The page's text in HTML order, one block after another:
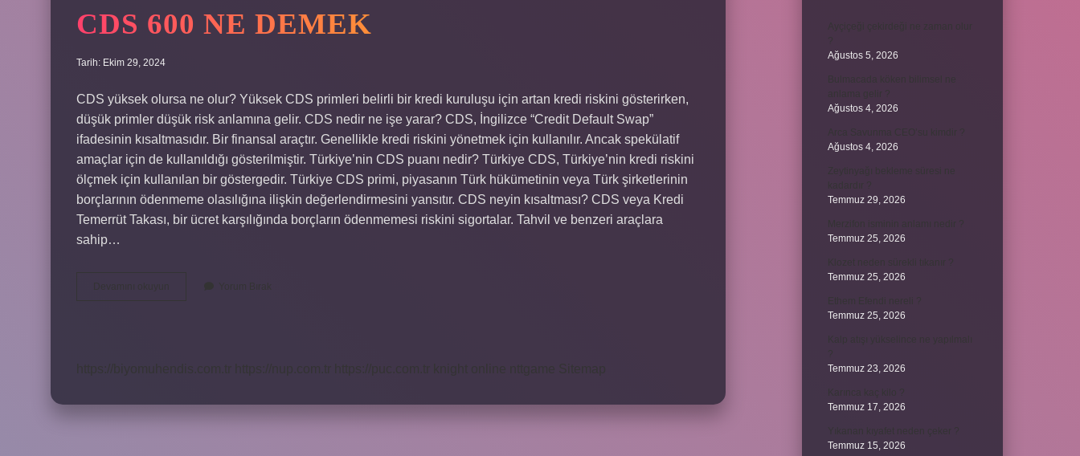
CDS 600 NE DEMEK
Tarih: Ekim 29, 2024
CDS yüksek olursa ne olur? Yüksek CDS primleri belirli bir kredi kuruluşu için artan kredi riskini gösterirken,
düşük primler düşük risk anlamına gelir. CDS nedir ne işe yarar? CDS, İngilizce “Credit Default Swap”
ifadesinin kısaltmasıdır. Bir finansal araçtır. Genellikle kredi riskini yönetmek için kullanılır. Ancak spekülatif
amaçlar için de kullanıldığı gösterilmiştir. Türkiye’nin CDS puanı nedir? Türkiye CDS, Türkiye’nin kredi riskini
ölçmek için kullanılan bir göstergedir. Türkiye CDS primi, piyasanın Türk hükümetinin veya Türk şirketlerinin
borçlarının ödenmeme olasılığına ilişkin değerlendirmesini yansıtır. CDS neyin kısaltması? CDS veya Kredi
Temerrüt Takası, bir ücret karşılığında borçların ödenmemesi riskini sigortalar. Tahvil ve benzeri araçlara
sahip…
https://biyomuhendis.com.tr https://nup.com.tr https://puc.com.tr
Ağustos 5, 2026
Ağustos 4, 2026
Ağustos 4, 2026
Temmuz 29, 2026
Temmuz 25, 2026
Temmuz 25, 2026
Temmuz 25, 2026
Temmuz 23, 2026
Temmuz 17, 2026
Temmuz 15, 2026